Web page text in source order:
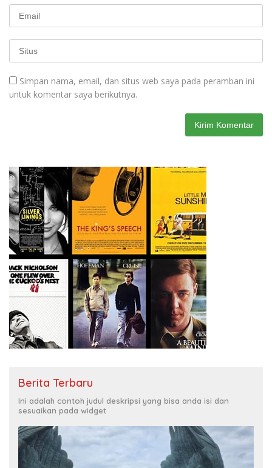
Simpan nama, email, dan situs web saya pada peramban ini
untuk komentar saya berikutnya.
Berita Terbaru
Ini adalah contoh judul deskripsi yang bisa anda isi dan
sesuaikan pada widget